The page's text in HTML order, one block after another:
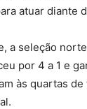
atuar diante
a seleção
por 4 a 1 e
às quartas